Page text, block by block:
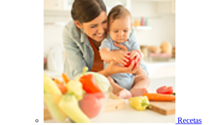
Recetas